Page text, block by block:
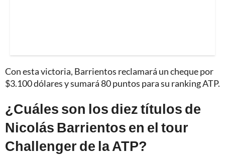
Con esta victoria, Barrientos reclamará un cheque por
$3.100 dólares y sumará 80 puntos para su ranking ATP.
¿Cuáles son los diez títulos de
Nicolás Barrientos en el tour
Challenger de la ATP?